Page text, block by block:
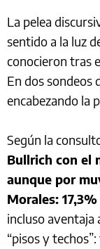
La pelea
sentido a la luz
conocieron tras
En dos sondeos
encabezando la
Según la
Bullrich con el
aunque por
Morales:
incluso aventaja
“pisos y